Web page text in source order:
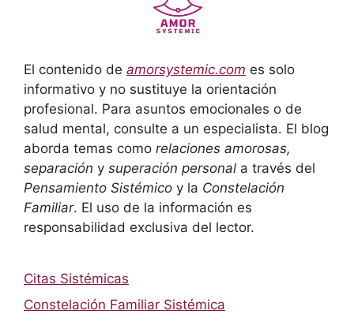
El contenido de amorsystemic.com es solo
informativo y no sustituye la orientación
profesional. Para asuntos emocionales o de
salud mental, consulte a un especialista. El blog
aborda temas como relaciones amorosas,
separación y superación personal a través del
Pensamiento Sistémico y la Constelación
Familiar. El uso de la información es
responsabilidad exclusiva del lector.
Citas Sistémicas
Constelación Familiar Sistémica